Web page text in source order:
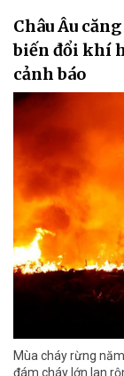
Châu Âu
biến đổi khí
cảnh báo
Mùa cháy rừng
đám cháy lớn lan